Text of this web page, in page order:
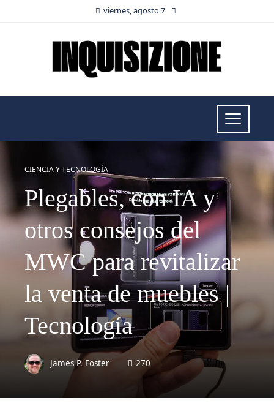
viernes, agosto 7
CIENCIA Y TECNOLOGÍA
Plegables, con IA y
otros consejos del
MWC para revitalizar
la venta de muebles |
Tecnología
James P. Foster 270